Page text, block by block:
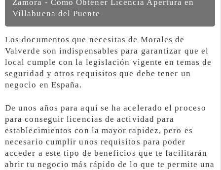
Zamora - Cómo Obtener Licencia Apertura en
Villabuena del Puente
Los documentos que necesitas de Morales de
Valverde son indispensables para garantizar que el
local cumple con la legislación vigente en temas de
seguridad y otros requisitos que debe tener un
negocio en España.
De unos años para aquí se ha acelerado el proceso
para conseguir licencias de actividad para
establecimientos con la mayor rapidez, pero es
necesario cumplir unos requisitos para poder
acceder a este tipo de beneficios que te facilitarán
abrir tu negocio más rápido de lo que te permite una